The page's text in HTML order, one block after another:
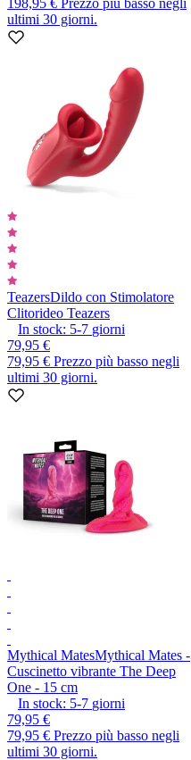
ultimi 30 giorni.
TeazersDildo con Stimolatore
Clitorideo Teazers
In stock: 5-7 giorni
79,95 €
79,95 € Prezzo più basso negli
ultimi 30 giorni.
Mythical MatesMythical Mates -
Cuscinetto vibrante The Deep
One - 15 cm
In stock: 5-7 giorni
79,95 €
79,95 € Prezzo più basso negli
ultimi 30 giorni.